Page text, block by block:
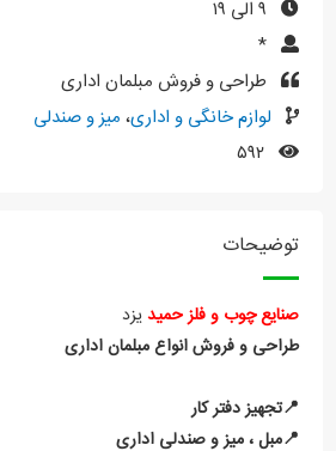
*
طراحی و فروش مبلمان اداری
لوازم خانگی و اداری، میز و صندلی
۵۹۲
توضیحات
صنایع چوب و فلز حمیدیزد
طراحی و فروش انواع مبلمان اداری
📍تجهیز دفتر کار
📍مبل ، میز و صندلی اداری